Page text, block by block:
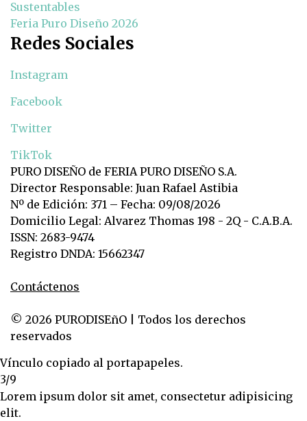
Sustentables
Feria Puro Diseño 2026
Redes Sociales
Instagram
Facebook
Twitter
TikTok
PURO DISEÑO de FERIA PURO DISEÑO S.A.
Director Responsable: Juan Rafael Astibia
Nº de Edición: 371 – Fecha: 09/08/2026
Domicilio Legal: Alvarez Thomas 198 - 2Q - C.A.B.A.
ISSN: 2683-9474
Registro DNDA: 15662347
Contáctenos
© 2026 PURODISEñO | Todos los derechos
reservados
Vínculo copiado al portapapeles.
3/9
Lorem ipsum dolor sit amet, consectetur adipisicing
elit.